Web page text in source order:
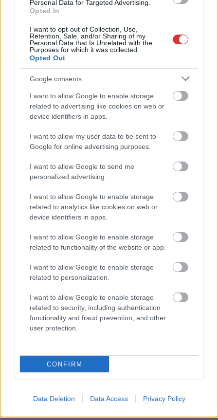
Personal Data for Targeted Advertising.
Opted In
I want to opt-out of Collection, Use,
Retention, Sale, and/or Sharing of my
Personal Data that Is Unrelated with the
Purposes for which it was collected.
Opted Out
Google consents
I want to allow Google to enable storage
related to advertising like cookies on web or
device identifiers in apps.
I want to allow my user data to be sent to
Google for online advertising purposes.
I want to allow Google to send me
personalized advertising.
I want to allow Google to enable storage
related to analytics like cookies on web or
device identifiers in apps.
I want to allow Google to enable storage
related to functionality of the website or app.
I want to allow Google to enable storage
related to personalization.
I want to allow Google to enable storage
related to security, including authentication
functionality and fraud prevention, and other
user protection.
CONFIRM
Data Deletion Data Access Privacy Policy
Ilyenek eddig a tapasztalatok a vendégektől – a hőhullám
miatt ingyenes a strandolás Szolnokon
Nem biztató: a hétvégi kisebb felfrissülés után jövő héten
megint visszatér a forróság, újra rekkenő hőség jön, akár 38
fokokkal
Közzétették a szakértői állásfoglalást, a Fiumei úti fák
többsége szakszerűen már nem ápolható
A MÚOSZ sajtódíjának második helyét nyerte el a Borsod24 és
a Paraméter közös riportfilmje a Sajó szennyezéséről
Tánccal, zeneszóval és vásárral telik meg Jászberény, indul a
Csángó Fesztivál
Meghosszabbított hőségriasztás és vízkorlátozások, a
mezőtúri kórházban leállt a klíma
Tragédiába torkollott a segítségnyújtás elmulasztása, három
kisújszállási lakos ellen emeltek vádat
Hatalmas lángok csaptak fel Szolnokon
Vízitraffipax a Tisza-tavon: mostantól senki sem úszhatja meg
a száguldozást
Szolnokra is megérkezik a nyár eddigi legkeményebb napja
Már Szolnokon is korlátozások léptek életbe a tartós hatalmas
hőség, a vízhiány és az áramtakarékosság miatt
A NER kihúzta a talajt az Új Néplap alól is, immáron csak
Elérhetőség